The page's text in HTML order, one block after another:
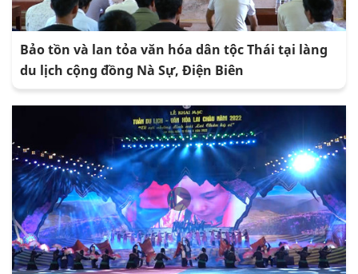
Bảo tồn và lan tỏa văn hóa dân tộc Thái tại làng
du lịch cộng đồng Nà Sự, Điện Biên